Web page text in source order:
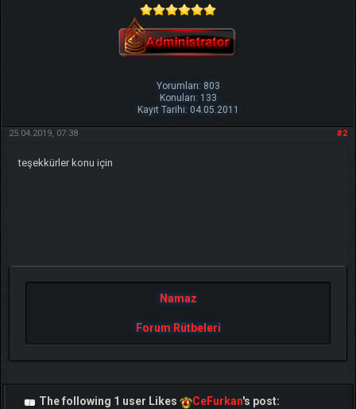
Yorumları: 803
Konuları: 133
Kayıt Tarihi: 04.05.2011
#2
25.04.2019, 07:38
teşekkürler konu için
Namaz
Forum Rütbeleri
The following 1 user Likes CeFurkan's post: